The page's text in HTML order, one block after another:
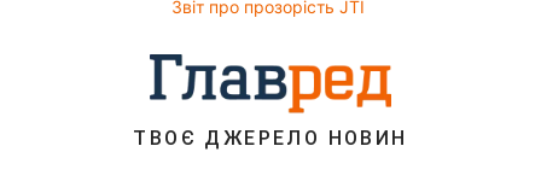
Звіт про прозорість JTI
ТВОЄ ДЖЕРЕЛО НОВИН